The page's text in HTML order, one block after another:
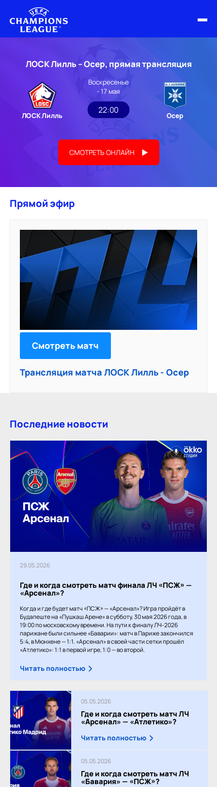
НОВОСТИ
РАСПИСАНИЕ
ЛОСК Лилль – Осер, прямая трансляция
ЛОСК Лилль
Воскресенье
- 17 мая
22:00
Осер
СМОТРЕТЬ ОНЛАЙН
Прямой эфир
Смотреть матч
Трансляция матча ЛОСК Лилль - Осер
Последние новости
29.05.2026
Где и когда смотреть матч финала ЛЧ «ПСЖ» —
«Арсенал»?
Когда и где будет матч «ПСЖ» — «Арсенал»? Игра пройдёт в
Будапеште на «Пушкаш Арене» в субботу, 30 мая 2026 года, в
19:00 по московскому времени. На пути к финалу ЛЧ-2026
парижане были сильнее «Баварии»: матч в Париже закончился
5:4, в Мюнхене — 1:1. «Арсенал» в своей части сетки прошёл
«Атлетико»: 1:1 в первой игре, 1:0 — во второй.
Читать полностью
05.05.2026
Где и когда смотреть матч ЛЧ
«Арсенал» — «Атлетико»?
Читать полностью
05.05.2026
Где и когда смотреть матч ЛЧ
«Бавария» — «ПСЖ»?